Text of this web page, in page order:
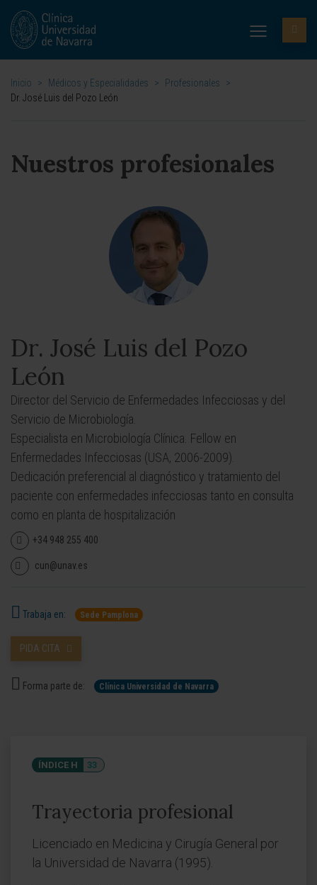
Inicio > Médicos y Especialidades > Profesionales
>
Dr. José Luis del Pozo León
Nuestros profesionales
Dr. José Luis del Pozo
León
Director del Servicio de Enfermedades Infecciosas y del
Servicio de Microbiología.
Especialista en Microbiología Clínica. Fellow en
Enfermedades Infecciosas (USA, 2006-2009).
Dedicación preferencial al diagnóstico y tratamiento del
paciente con enfermedades infecciosas tanto en consulta
como en planta de hospitalización
+34 948 255 400
cun@unav.es
Trabaja en: Sede Pamplona
PIDA CITA
Forma parte de: Clínica Universidad de Navarra
ÍNDICE H 33
Trayectoria profesional
Licenciado en Medicina y Cirugía General por
la Universidad de Navarra (1995).